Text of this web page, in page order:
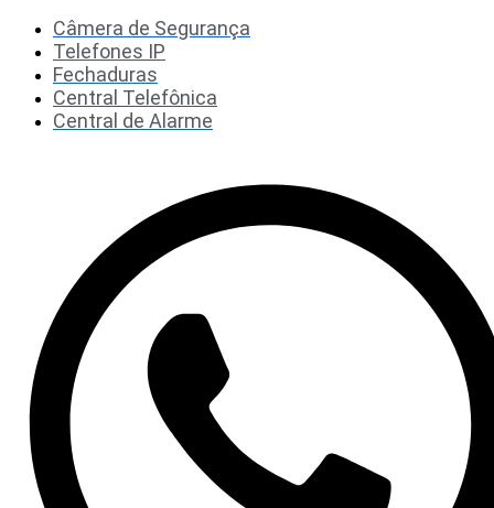
Câmera de Segurança
Telefones IP
Fechaduras
Central Telefônica
Central de Alarme